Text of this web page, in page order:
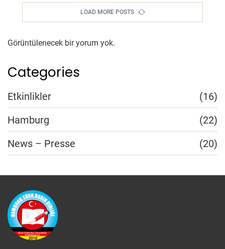
LOAD MORE POSTS
Görüntülenecek bir yorum yok.
Categories
Etkinlikler
(16)
Hamburg
(22)
News – Presse
(20)